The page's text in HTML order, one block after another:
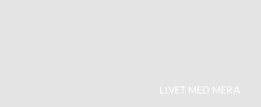
LIVET MED MERA